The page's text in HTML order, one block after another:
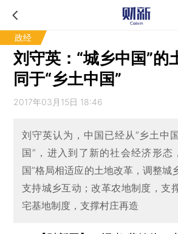
政经
刘守英：“城乡中国”的
同于“乡土中国”
2017年03月15日 18:46
刘守英认为，中国已经从“乡土中
国”，进入到了新的社会经济形态
国”格局相适应的土地改革，调整城
支持城乡互动；改革农地制度，支
宅基地制度，支撑村庄再造